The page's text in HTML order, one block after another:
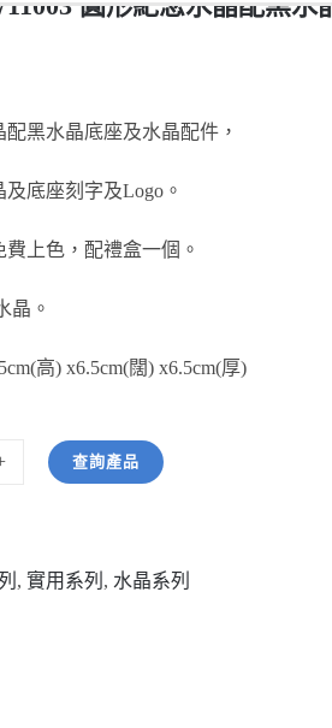
配黑水晶底座及水晶配件，
底座刻字及Logo。
費上色，配禮盒一個。
晶。
高) x6.5cm(闊) x6.5cm(厚)
查詢產品
, 實用系列 , 水晶系列